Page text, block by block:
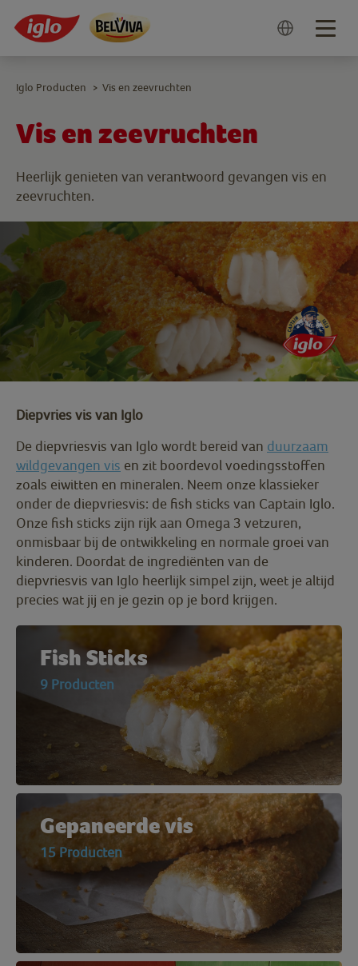
Vis en zeevruchten
Heerlijk genieten van verantwoord gevangen vis en
zeevruchten.
Iglo Producten > Vis en zeevruchten
Diepvries vis van Iglo
De diepvriesvis van Iglo wordt bereid van duurzaam
wildgevangen vis en zit boordevol voedingsstoffen
zoals eiwitten en mineralen. Neem onze klassieker
onder de diepvriesvis: de fish sticks van Captain Iglo.
Onze fish sticks zijn rijk aan Omega 3 vetzuren,
onmisbaar bij de ontwikkeling en normale groei van
kinderen. Doordat de ingrediënten van de
diepvriesvis van Iglo heerlijk simpel zijn, weet je altijd
precies wat jij en je gezin op je bord krijgen.
Fish Sticks
9 Producten
Gepaneerde vis
15 Producten